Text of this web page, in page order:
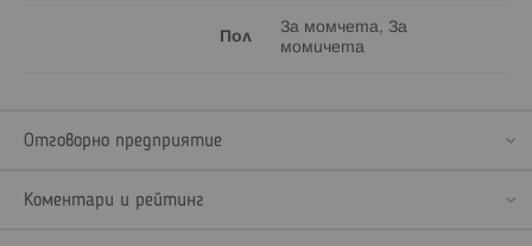
Пол
За момчета, За
момичета
Отговорно предприятие
Коментари и рейтинг